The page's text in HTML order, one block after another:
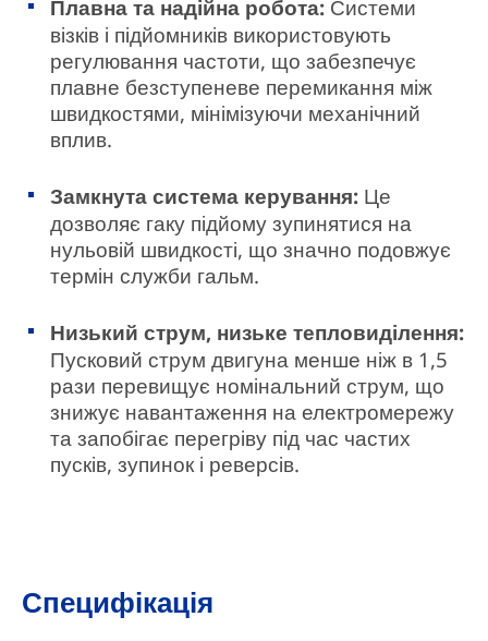
Плавна та надійна робота: Системи
візків і підйомників використовують
регулювання частоти, що забезпечує
плавне безступеневе перемикання між
швидкостями, мінімізуючи механічний
вплив.
Замкнута система керування: Це
дозволяє гаку підйому зупинятися на
нульовій швидкості, що значно подовжує
термін служби гальм.
Низький струм, низьке тепловиділення:
Пусковий струм двигуна менше ніж в 1,5
рази перевищує номінальний струм, що
знижує навантаження на електромережу
та запобігає перегріву під час частих
пусків, зупинок і реверсів.
Специфікація